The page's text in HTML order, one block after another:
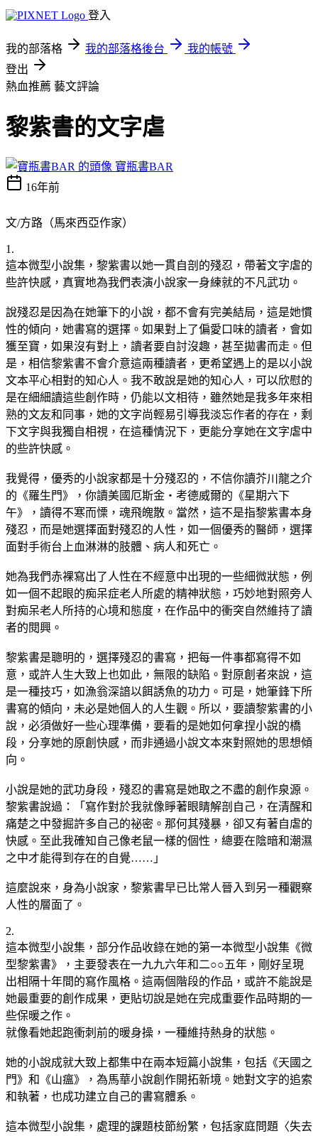
登入
我的部落格 我的部落格後台
我的帳號
登出
熱血推薦 藝文評論
黎紫書的文字虐
寶瓶書BAR
16年前
文/方路（馬來西亞作家）
1.
這本微型小說集，黎紫書以她一貫自剖的殘忍，帶著文字虐的
些許快感，真實地為我們表演小說家一身練就的不凡武功。
說殘忍是因為在她筆下的小說，都不會有完美結局，這是她慣
性的傾向，她書寫的選擇。如果對上了偏愛口味的讀者，會如
獲至寶，如果沒有對上，讀者要自討沒趣，甚至拋書而走。但
是，相信黎紫書不會介意這兩種讀者，更希望遇上的是以小說
文本平心相對的知心人。我不敢說是她的知心人，可以欣慰的
是在細細讀這些創作時，仍能以文相待，雖然她是我多年來相
熟的文友和同事，她的文字尚輕易引導我淡忘作者的存在，剩
下文字與我獨自相視，在這種情況下，更能分享她在文字虐中
的些許快感。
我覺得，優秀的小說家都是十分殘忍的，不信你讀芥川龍之介
的《羅生門》，你讀美國厄斯金‧考德威爾的《星期六下
午》，讀得不寒而慄，魂飛魄散。當然，這不是指黎紫書本身
殘忍，而是她選擇面對殘忍的人性，如一個優秀的醫師，選擇
面對手術台上血淋淋的肢體、病人和死亡。
她為我們赤裸寫出了人性在不經意中出現的一些細微狀態，例
如一個不起眼的痴呆症老人所處的精神狀態，巧妙地對照旁人
對痴呆老人所持的心境和態度，在作品中的衝突自然維持了讀
者的閱興。
黎紫書是聰明的，選擇殘忍的書寫，把每一件事都寫得不如
意，或許人生大致上也如此，無限的缺陷。對原創者來說，這
是一種技巧，如漁翁深諳以餌誘魚的功力。可是，她筆鋒下所
書寫的傾向，未必是她個人的人生觀。所以，要讀黎紫書的小
說，必須做好一些心理準備，要看的是她如何拿捏小說的橋
段，分享她的原創快感，而非通過小說文本來對照她的思想傾
向。
小說是她的武功身段，殘忍的書寫是她取之不盡的創作泉源。
黎紫書說過：「寫作對於我就像睜著眼睛解剖自己，在清醒和
痛楚之中發掘許多自己的祕密。那何其殘暴，卻又有著自虐的
快感。至此我確知自己像老鼠一樣的個性，總要在陰暗和潮濕
之中才能得到存在的自覺……」
這麼說來，身為小說家，黎紫書早已比常人晉入到另一種觀察
人性的層面了。
2.
這本微型小說集，部分作品收錄在她的第一本微型小說集《微
型黎紫書》，主要發表在一九九六年和二○○五年，剛好呈現
出相隔十年間的寫作風格。這兩個階段的作品，或許不能說是
她最重要的創作成果，更貼切說是她在完成重要作品時期的一
些保暖之作。
就像看她起跑衝刺前的暖身操，一種維持熱身的狀態。
她的小說成就大致上都集中在兩本短篇小說集，包括《天國之
門》和《山瘟》，為馬華小說創作開拓新境。她對文字的追索
和執著，也成功建立自己的書寫體系。
這本微型小說集，處理的課題枝節紛繁，包括家庭問題〈失去